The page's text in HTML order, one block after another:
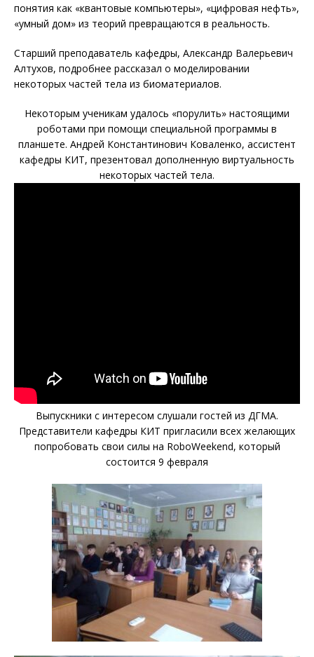
понятия как «квантовые компьютеры», «цифровая нефть»,
«умный дом» из теорий превращаются в реальность.
Старший преподаватель кафедры, Александр Валерьевич
Алтухов, подробнее рассказал о моделировании
некоторых частей тела из биоматериалов.
Некоторым ученикам удалось «порулить» настоящими
роботами при помощи специальной программы в
планшете. Андрей Константинович Коваленко, ассистент
кафедры КИТ, презентовал дополненную виртуальность
некоторых частей тела.
Выпускники с интересом слушали гостей из ДГМА.
Представители кафедры КИТ пригласили всех желающих
попробовать свои силы на RoboWeekend, который
состоится 9 февраля